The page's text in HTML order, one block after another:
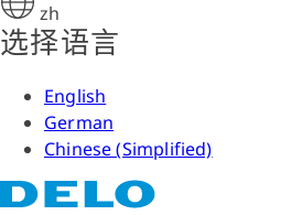
zh
选择语言
English
German
Chinese (Simplified)